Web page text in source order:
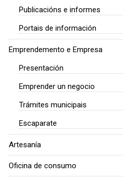
Publicacións e informes
Portais de información
Emprendemento e Empresa
Presentación
Emprender un negocio
Trámites municipais
Escaparate
Artesanía
Oficina de consumo